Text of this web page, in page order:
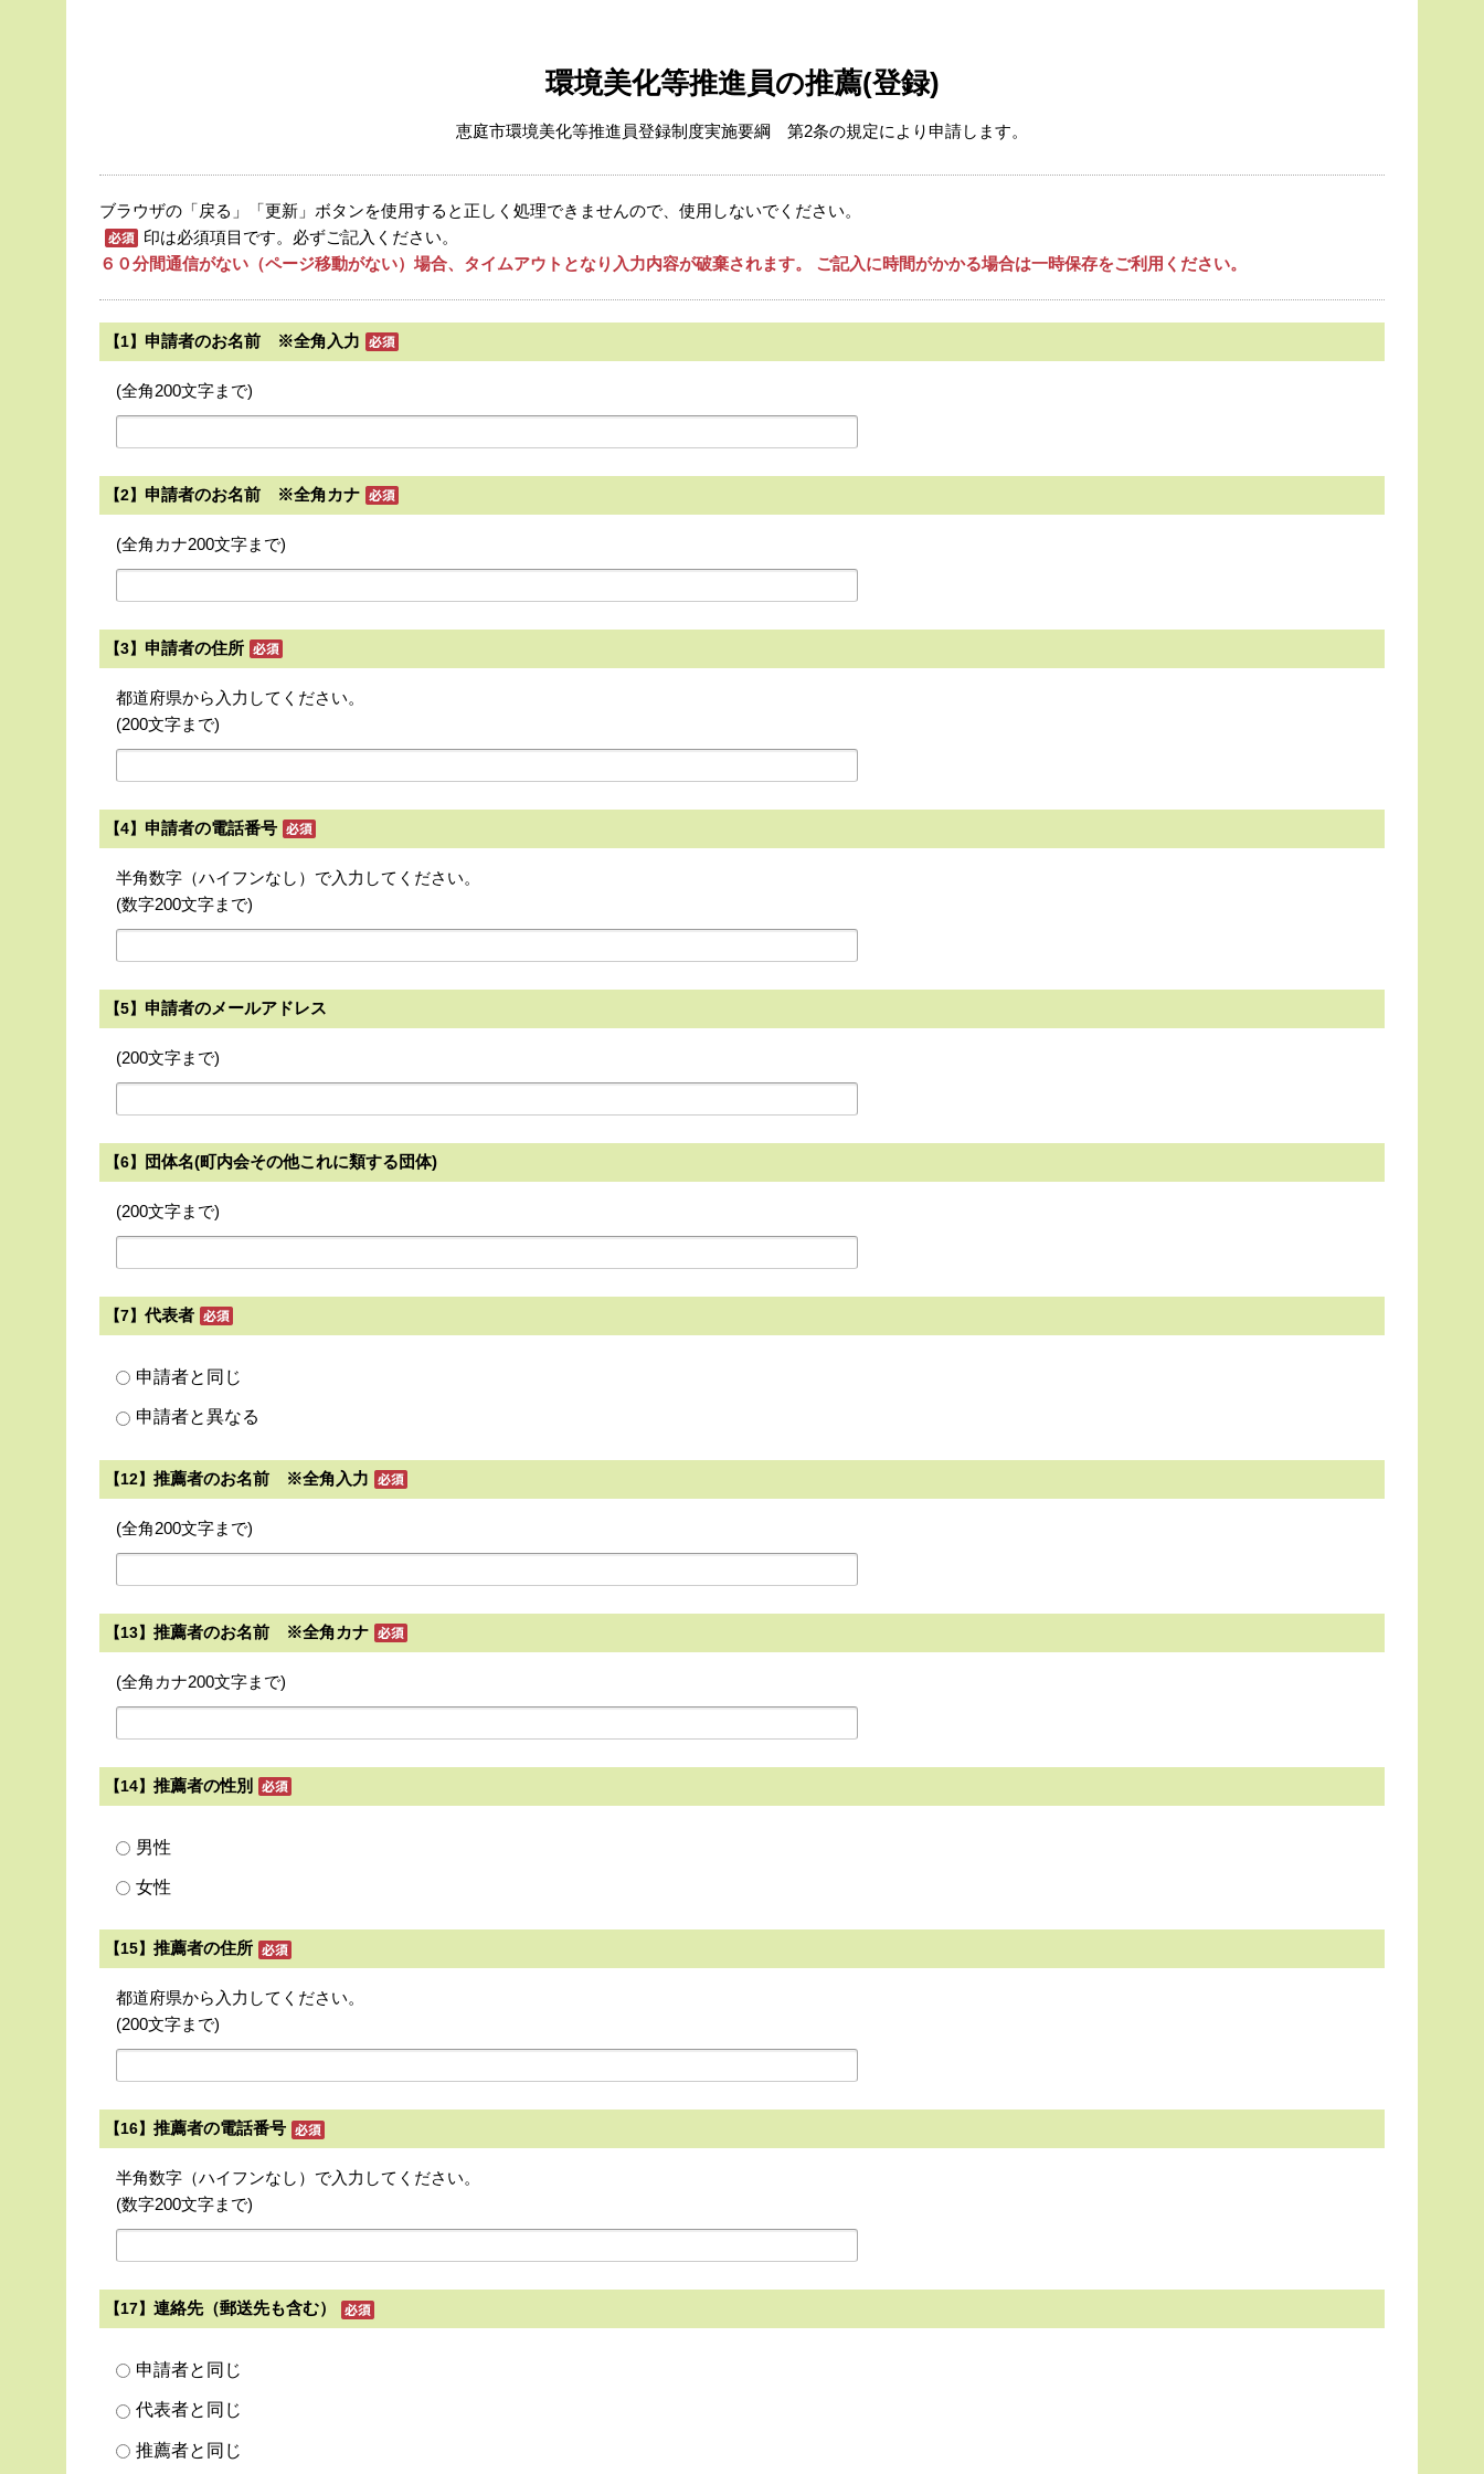
環境美化等推進員の推薦(登録)
恵庭市環境美化等推進員登録制度実施要綱 第2条の規定により申請します。
ブラウザの「戻る」「更新」ボタンを使用すると正しく処理できませんので、使用しないでください。
印は必須項目です。必ずご記入ください。
６０分間通信がない（ページ移動がない）場合、タイムアウトとなり入力内容が破棄されます。 ご記入に時間がかかる場合は一時保存をご利用ください。
【1】 申請者のお名前 ※全角入力
(全角200文字まで)
【2】 申請者のお名前 ※全角カナ
(全角カナ200文字まで)
【3】 申請者の住所
都道府県から入力してください。
(200文字まで)
【4】 申請者の電話番号
半角数字（ハイフンなし）で入力してください。
(数字200文字まで)
【5】 申請者のメールアドレス
(200文字まで)
【6】 団体名(町内会その他これに類する団体)
(200文字まで)
【7】 代表者
申請者と同じ
申請者と異なる
【12】 推薦者のお名前 ※全角入力
(全角200文字まで)
【13】 推薦者のお名前 ※全角カナ
(全角カナ200文字まで)
【14】 推薦者の性別
男性
女性
【15】 推薦者の住所
都道府県から入力してください。
(200文字まで)
【16】 推薦者の電話番号
半角数字（ハイフンなし）で入力してください。
(数字200文字まで)
【17】 連絡先（郵送先も含む）
申請者と同じ
代表者と同じ
推薦者と同じ